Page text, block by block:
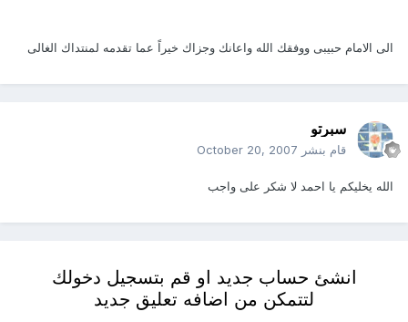
الى الامام حبيبى ووفقك الله واعانك وجزاك خيراً عما تقدمه لمنتداك الغالى
سبرتو
قام بنشر October 20, 2007
الله يخليكم يا احمد لا شكر على واجب
انشئ حساب جديد او قم بتسجيل دخولك
لتتمكن من اضافه تعليق جديد